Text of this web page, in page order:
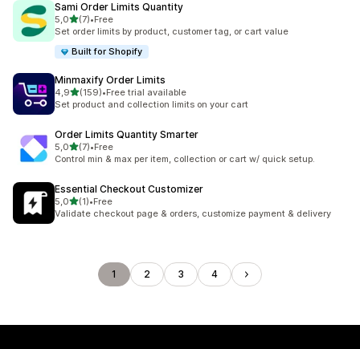
Sami Order Limits Quantity
5,0na 5 gwiazdek
(7)
Łączna liczba recenzji: 7
•Free
Set order limits by product, customer tag, or cart value
Built for Shopify
Minmaxify Order Limits
4,9na 5 gwiazdek
(159)
Łączna liczba recenzji: 159
•Free trial available
Set product and collection limits on your cart
Order Limits Quantity Smarter
5,0na 5 gwiazdek
(7)
Łączna liczba recenzji: 7
•Free
Control min & max per item, collection or cart w/ quick setup.
Essential Checkout Customizer
5,0na 5 gwiazdek
(1)
Łączna liczba recenzji: 1
•Free
Validate checkout page & orders, customize payment & delivery
1 2 3 4